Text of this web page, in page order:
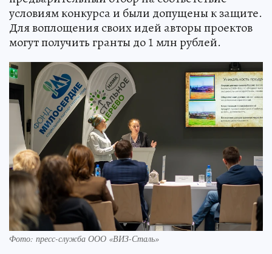
условиям конкурса и были допущены к защите.
Для воплощения своих идей авторы проектов
могут получить гранты до 1 млн рублей.
Фото: пресс-служба ООО «ВИЗ-Сталь»